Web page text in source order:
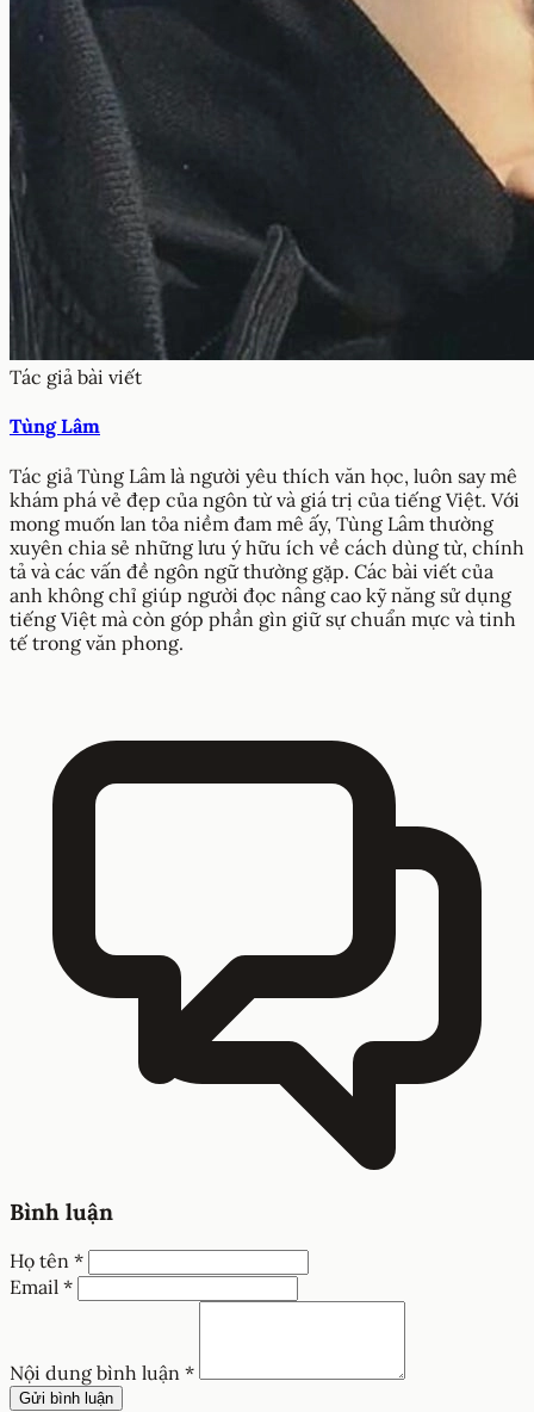
Tác giả bài viết
Tùng Lâm
Tác giả Tùng Lâm là người yêu thích văn học, luôn say mê
khám phá vẻ đẹp của ngôn từ và giá trị của tiếng Việt. Với
mong muốn lan tỏa niềm đam mê ấy, Tùng Lâm thường
xuyên chia sẻ những lưu ý hữu ích về cách dùng từ, chính
tả và các vấn đề ngôn ngữ thường gặp. Các bài viết của
anh không chỉ giúp người đọc nâng cao kỹ năng sử dụng
tiếng Việt mà còn góp phần gìn giữ sự chuẩn mực và tinh
tế trong văn phong.
Bình luận
Họ tên *
Email *
Nội dung bình luận *
Gửi bình luận